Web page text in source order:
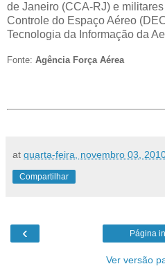
de Janeiro (CCA-RJ) e
Controle do Espaço Aéreo
Tecnologia da Informação da
Fonte: Agência Força Aérea
at quarta-feira, novembro 03,
Compartilhar
‹ Página
Ver versão